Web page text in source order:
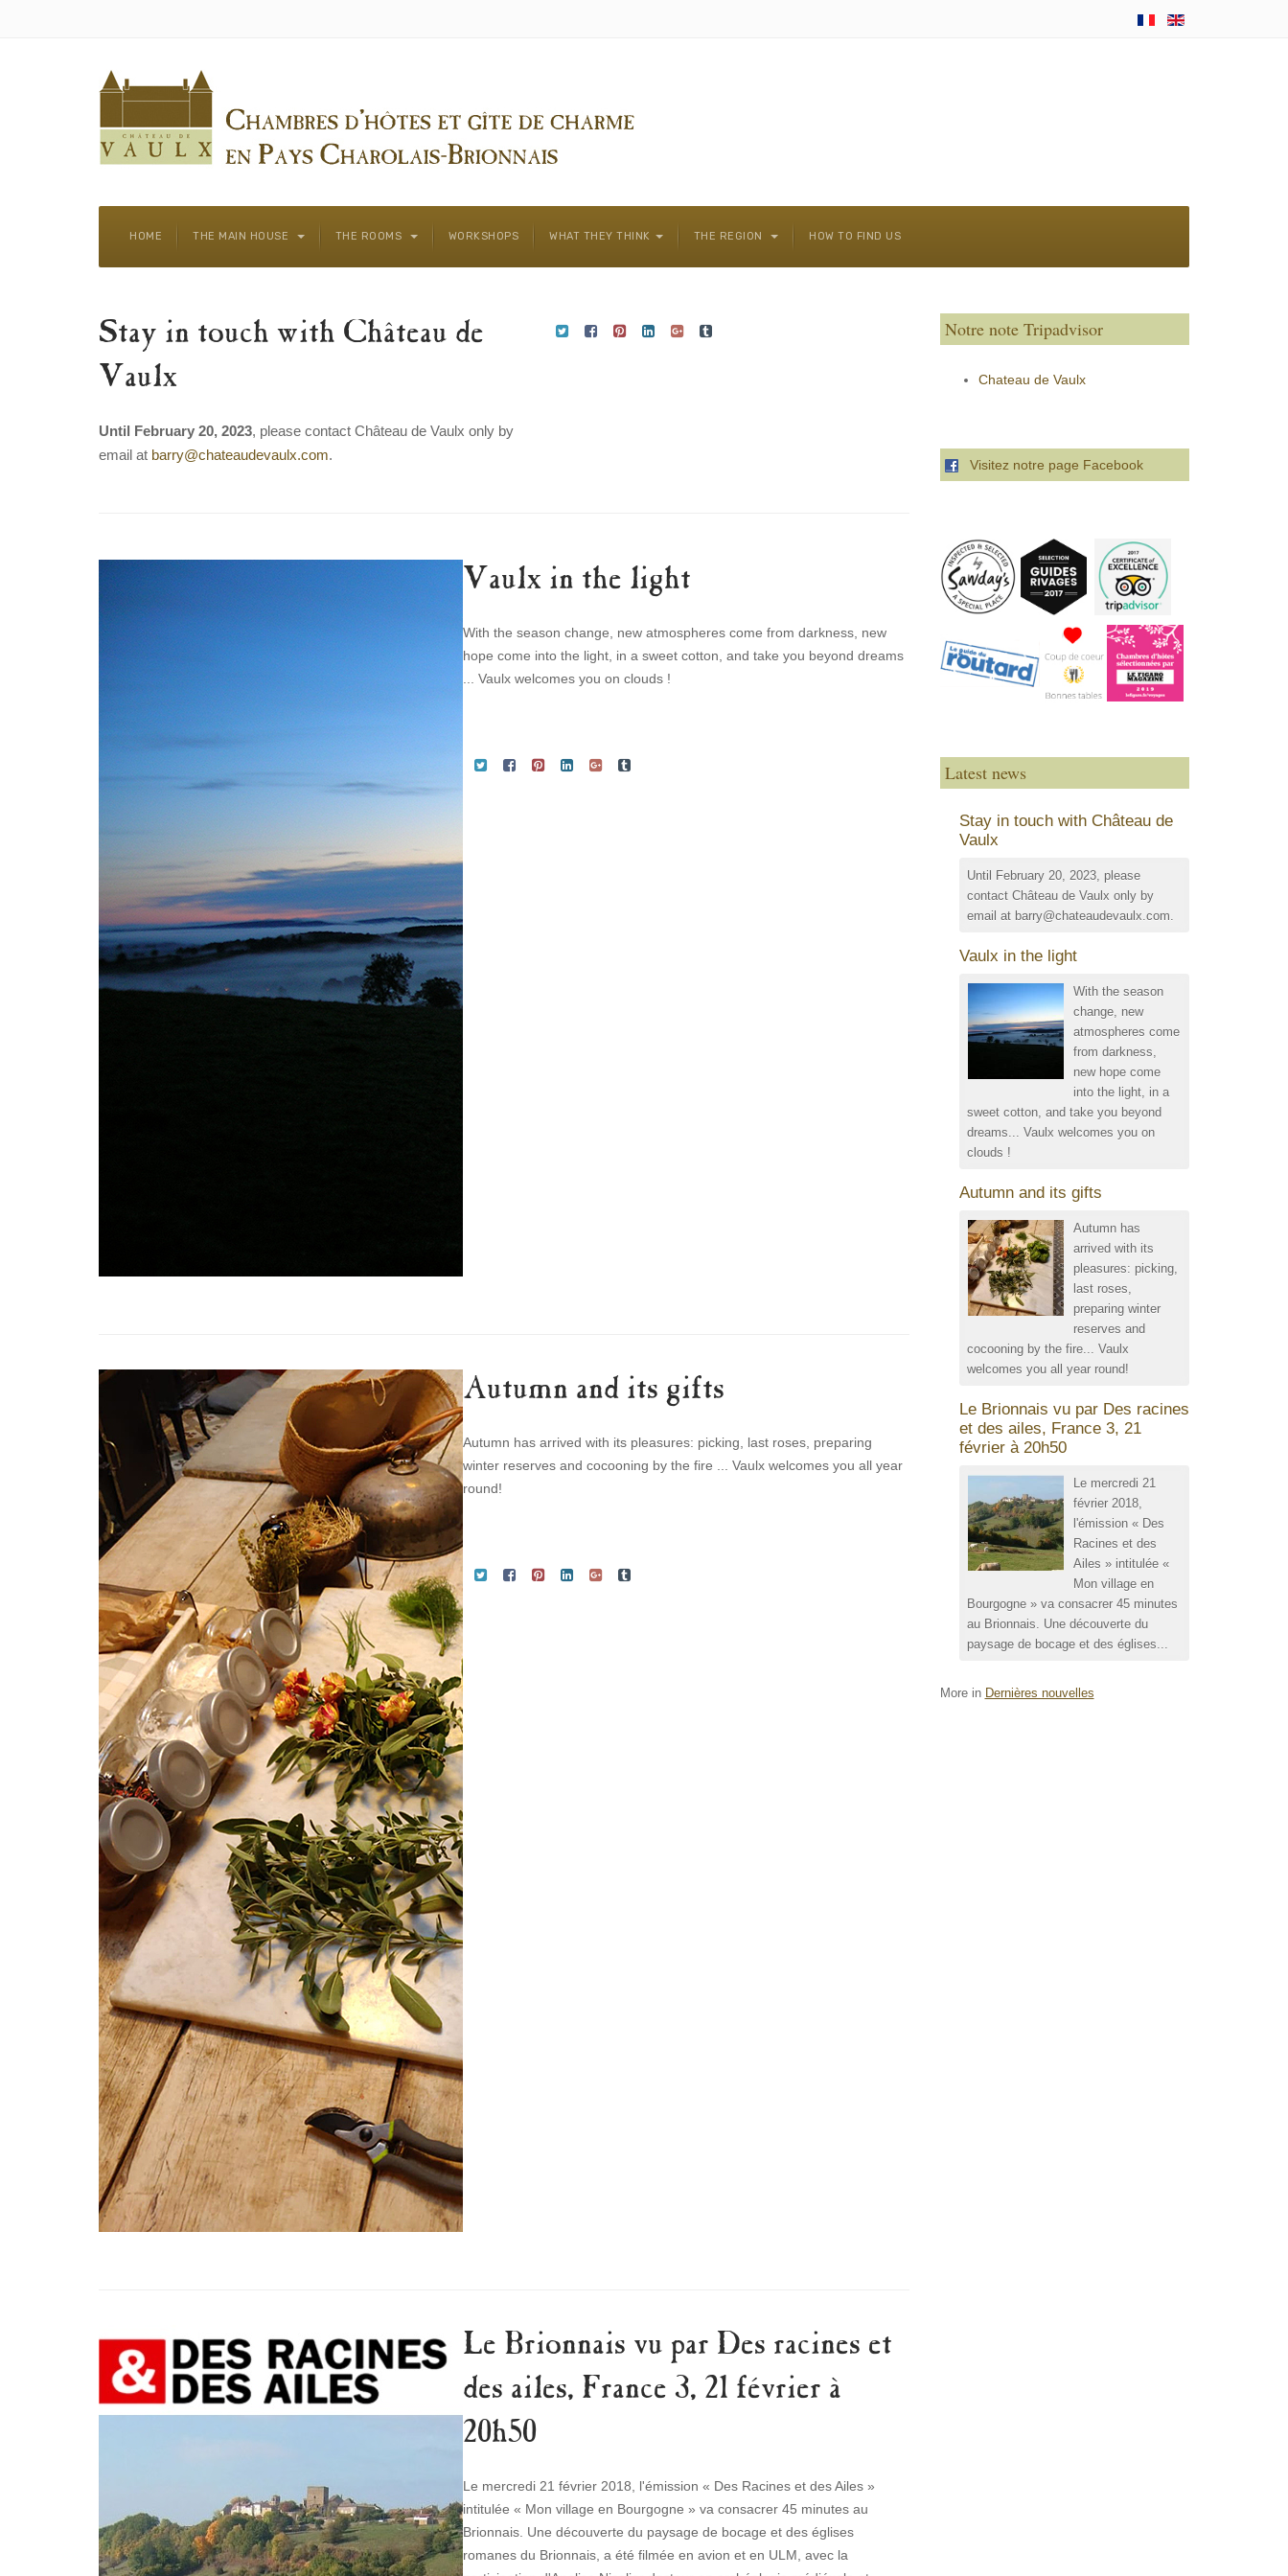
HOME THE MAIN HOUSE THE ROOMS WORKSHOPS WHAT THEY THINK THE REGION HOW TO FIND US
Stay in touch with Château de
Vaulx
Until February 20, 2023, please contact Château de Vaulx only by
email at barry@chateaudevaulx.com.
Vaulx in the light
With the season change, new atmospheres come from darkness, new
hope come into the light, in a sweet cotton, and take you beyond dreams
... Vaulx welcomes you on clouds !
Autumn and its gifts
Autumn has arrived with its pleasures: picking, last roses, preparing
winter reserves and cocooning by the fire ... Vaulx welcomes you all year
round!
Le Brionnais vu par Des racines et
des ailes, France 3, 21 février à
20h50
Le mercredi 21 février 2018, l'émission « Des Racines et des Ailes »
intitulée « Mon village en Bourgogne » va consacrer 45 minutes au
Brionnais. Une découverte du paysage de bocage et des églises
romanes du Brionnais, a été filmée en avion et en ULM, avec la
Notre note Tripadvisor
Chateau de Vaulx
Visitez notre page Facebook
Latest news
Stay in touch with Château de
Vaulx
Until February 20, 2023, please
contact Château de Vaulx only by
email at barry@chateaudevaulx.com.
Vaulx in the light
With the season
change, new
atmospheres come
from darkness,
new hope come
into the light, in a
sweet cotton, and take you beyond
dreams... Vaulx welcomes you on
clouds !
Autumn and its gifts
Autumn has
arrived with its
pleasures: picking,
last roses,
preparing winter
reserves and
cocooning by the fire... Vaulx
welcomes you all year round!
Le Brionnais vu par Des racines
et des ailes, France 3, 21
février à 20h50
Le mercredi 21
février 2018,
l'émission « Des
Racines et des
Ailes » intitulée «
Mon village en
Bourgogne » va consacrer 45 minutes
au Brionnais. Une découverte du
paysage de bocage et des églises...
More in Dernières nouvelles